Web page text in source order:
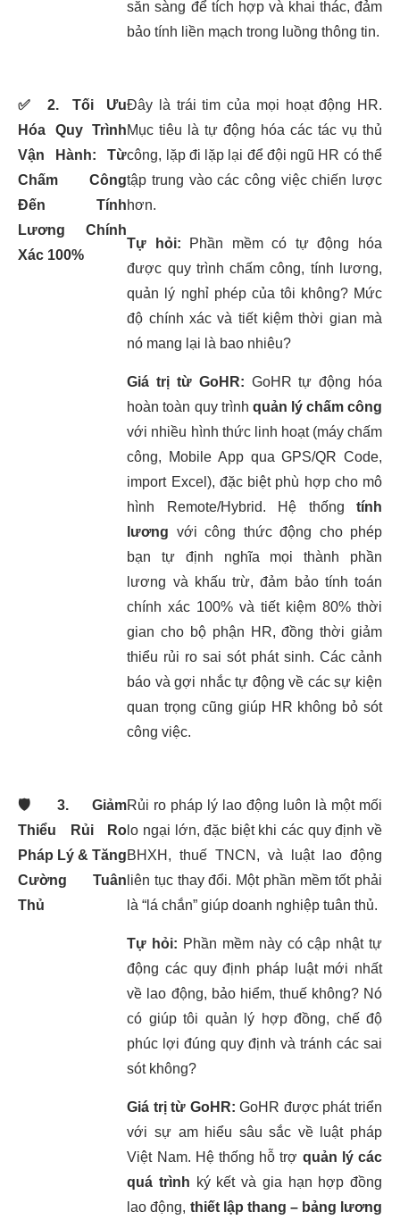
sẵn sàng để tích hợp và khai thác, đảm
bảo tính liền mạch trong luồng thông tin.
✅
2. Tối Ưu
Hóa Quy Trình
Vận Hành: Từ
Chấm Công
Đến Tính
Lương Chính
Xác 100%
Đây là trái tim của mọi hoạt động HR.
Mục tiêu là tự động hóa các tác vụ thủ
công, lặp đi lặp lại để đội ngũ HR có thể
tập trung vào các công việc chiến lược
hơn.
Tự hỏi: Phần mềm có tự động hóa
được quy trình chấm công, tính lương,
quản lý nghỉ phép của tôi không? Mức
độ chính xác và tiết kiệm thời gian mà
nó mang lại là bao nhiêu?
Giá trị từ GoHR: GoHR tự động hóa
hoàn toàn quy trình quản lý chấm công
với nhiều hình thức linh hoạt (máy chấm
công, Mobile App qua GPS/QR Code,
import Excel), đặc biệt phù hợp cho mô
hình Remote/Hybrid. Hệ thống tính
lương với công thức động cho phép
bạn tự định nghĩa mọi thành phần
lương và khấu trừ, đảm bảo tính toán
chính xác 100% và tiết kiệm 80% thời
gian cho bộ phận HR, đồng thời giảm
thiểu rủi ro sai sót phát sinh. Các cảnh
báo và gợi nhắc tự động về các sự kiện
quan trọng cũng giúp HR không bỏ sót
công việc.
🛡️
3. Giảm
Thiểu Rủi Ro
Pháp Lý & Tăng
Cường Tuân
Thủ
Rủi ro pháp lý lao động luôn là một mối
lo ngại lớn, đặc biệt khi các quy định về
BHXH, thuế TNCN, và luật lao động
liên tục thay đổi. Một phần mềm tốt phải
là “lá chắn” giúp doanh nghiệp tuân thủ.
Tự hỏi: Phần mềm này có cập nhật tự
động các quy định pháp luật mới nhất
về lao động, bảo hiểm, thuế không? Nó
có giúp tôi quản lý hợp đồng, chế độ
phúc lợi đúng quy định và tránh các sai
sót không?
Giá trị từ GoHR: GoHR được phát triển
với sự am hiểu sâu sắc về luật pháp
Việt Nam. Hệ thống hỗ trợ quản lý các
quá trình ký kết và gia hạn hợp đồng
lao động, thiết lập thang – bảng lương